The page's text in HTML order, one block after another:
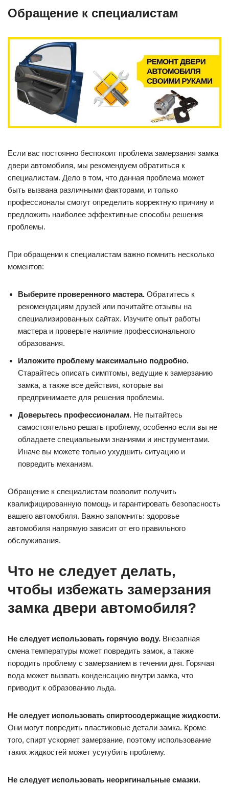
Обращение к специалистам
Если вас постоянно беспокоит проблема замерзания замка
двери автомобиля, мы рекомендуем обратиться к
специалистам. Дело в том, что данная проблема может
быть вызвана различными факторами, и только
профессионалы смогут определить корректную причину и
предложить наиболее эффективные способы решения
проблемы.
При обращении к специалистам важно помнить несколько
моментов:
Выберите проверенного мастера. Обратитесь к
рекомендациям друзей или почитайте отзывы на
специализированных сайтах. Изучите опыт работы
мастера и проверьте наличие профессионального
образования.
Изложите проблему максимально подробно.
Старайтесь описать симптомы, ведущие к замерзанию
замка, а также все действия, которые вы
предпринимаете для решения проблемы.
Доверьтесь профессионалам. Не пытайтесь
самостоятельно решать проблему, особенно если вы не
обладаете специальными знаниями и инструментами.
Иначе вы можете только ухудшить ситуацию и
повредить механизм.
Обращение к специалистам позволит получить
квалифицированную помощь и гарантировать безопасность
вашего автомобиля. Важно запомнить: здоровье
автомобиля напрямую зависит от его правильного
обслуживания.
Что не следует делать,
чтобы избежать замерзания
замка двери автомобиля?
Не следует использовать горячую воду. Внезапная
смена температуры может повредить замок, а также
породить проблему с замерзанием в течении дня. Горячая
вода может вызвать конденсацию внутри замка, что
приводит к образованию льда.
Не следует использовать спиртосодержащие жидкости.
Они могут повредить пластиковые детали замка. Кроме
того, спирт ускоряет замерзание, поэтому использование
таких жидкостей может усугубить проблему.
Не следует использовать неоригинальные смазки.